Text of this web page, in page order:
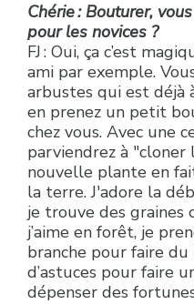
Chérie : Bouturer,
pour les novices ?
FJ : Oui, ça c’est
ami par exemple.
arbustes qui est déjà
en prenez un petit
chez vous. Avec une
parviendrez à "cloner
nouvelle plante en
la terre. J'adore la
je trouve des graines
j’aime en forêt, je
branche pour faire
d’astuces pour faire
dépenser des